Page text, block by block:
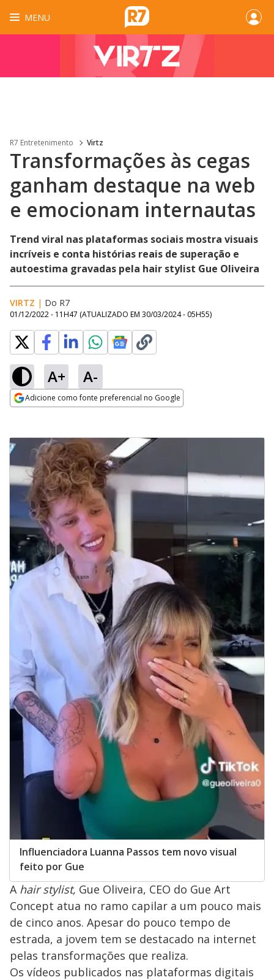
MENU
R7 Entretenimento Virtz
Transformações às cegas
ganham destaque na web
e emocionam internautas
Trend viral nas plataformas sociais mostra visuais
incríveis e conta histórias reais de superação e
autoestima gravadas pela hair stylist Gue Oliveira
VIRTZ | Do R7
01/12/2022 - 11H47 (ATUALIZADO EM 30/03/2024 - 05H55)
A+ A-
Adicione como fonte preferencial no Google
Influenciadora Luanna Passos tem novo visual
feito por Gue
A hair stylist, Gue Oliveira, CEO do Gue Art
Concept atua no ramo capilar a um pouco mais
de cinco anos. Apesar do pouco tempo de
estrada, a jovem tem se destacado na internet
pelas transformações que realiza.
Os vídeos publicados nas plataformas digitais